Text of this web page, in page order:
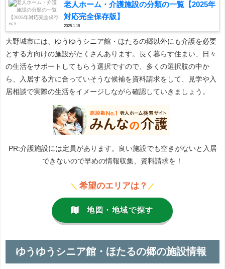
老人ホーム・介護施設の分類の一覧【2025年
対応完全保存版】
2025.1.18
大野城市には、ゆうゆうシニア館・ほたるの郷以外にも介護を必要
とする方向けの施設がたくさんあります。長く暮らす住まい、日々
の生活をサポートしてもらう選択ですので、多くの選択肢の中か
ら、入居する方に合っていそうな候補を資料請求をして、見学や入
居相談で実際の生活をイメージしながら確認していきましょう。
PR:介護施設には定員があります。良い施設でも空きがないと入居
できないので早めの情報収集、資料請求を！
＼ 希望のエリアは？ ／
地図・地域で探す
ゆうゆうシニア館・ほたるの郷の施設情報